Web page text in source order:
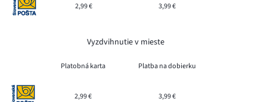
2,99 € 3,99 €
Vyzdvihnutie v mieste
Platobná karta Platba na dobierku
2,99 € 3,99 €